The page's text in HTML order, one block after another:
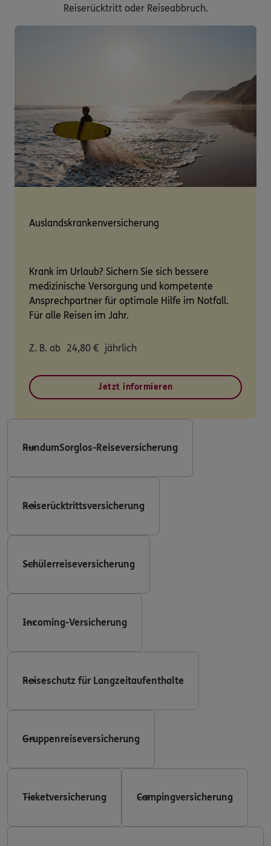
Reiserücktritt oder Reiseabbruch.
Auslandskrankenversicherung
Krank im Urlaub? Sichern Sie sich bessere
medizinische Versorgung und kompetente
Ansprechpartner für optimale Hilfe im Notfall.
Für alle Reisen im Jahr.
Z. B. ab 24,80 € jährlich
Jetzt informieren
RundumSorglos-Reiseversicherung
Reiserücktrittsversicherung
Schülerreiseversicherung
Incoming-Versicherung
Reiseschutz für Langzeitaufenthalte
Gruppenreiseversicherung
Ticketversicherung Campingversicherung